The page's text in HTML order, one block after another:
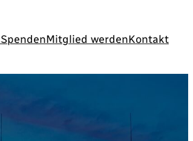
SpendenMitglied werdenKontakt